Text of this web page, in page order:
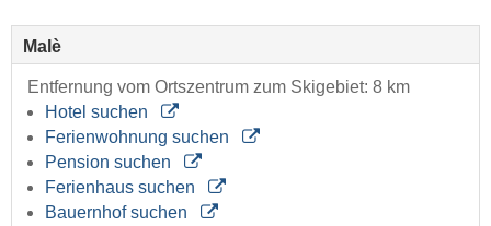
Malè
Entfernung vom Ortszentrum zum Skigebiet: 8 km
Hotel suchen
Ferienwohnung suchen
Pension suchen
Ferienhaus suchen
Bauernhof suchen